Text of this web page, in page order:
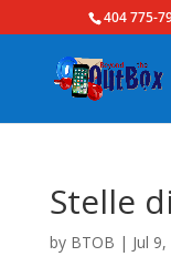
404 775-
Stelle
by BTOB | Jul